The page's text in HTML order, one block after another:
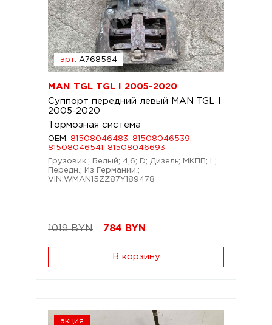
арт. A768564
MAN TGL TGL I 2005-2020
Суппорт передний левый MAN TGL I
2005-2020
Тормозная система
OEM: 81508046483, 81508046539,
81508046541, 81508046693
Грузовик.; Белый; 4,6; D; Дизель; МКПП; L;
Передн.; Из Германии.;
VIN:WMAN15ZZ87Y189478
1019 BYN 784 BYN
В корзину
акция